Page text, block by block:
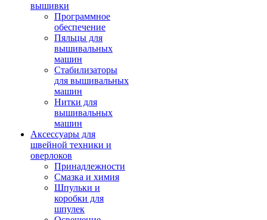
вышивки
Программное
обеспечение
Пяльцы для
вышивальных
машин
Стабилизаторы
для вышивальных
машин
Нитки для
вышивальных
машин
Аксессуары для
швейной техники и
оверлоков
Принадлежности
Смазка и химия
Шпульки и
коробки для
шпулек